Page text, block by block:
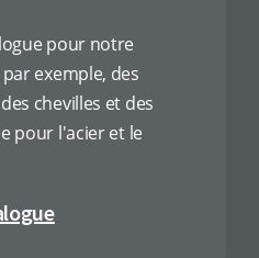
pour notre
exemple, des
chevilles et des
pour l'acier et le